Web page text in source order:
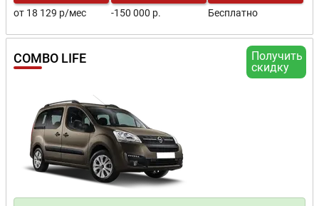
от 18 129 р/мес -150 000 р. Бесплатно
Получить
скидку
COMBO LIFE